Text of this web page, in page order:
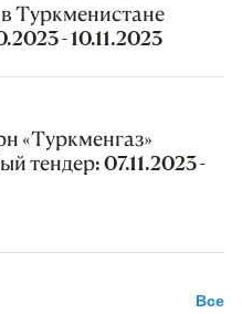
Туркменистане
- 10.11.2023
«Туркменгаз»
тендер: 07.11.2023 -
Все